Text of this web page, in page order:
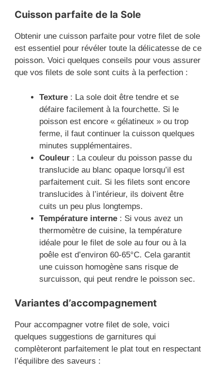
Cuisson parfaite de la Sole
Obtenir une cuisson parfaite pour votre filet de sole
est essentiel pour révéler toute la délicatesse de ce
poisson. Voici quelques conseils pour vous assurer
que vos filets de sole sont cuits à la perfection :
Texture : La sole doit être tendre et se
défaire facilement à la fourchette. Si le
poisson est encore « gélatineux » ou trop
ferme, il faut continuer la cuisson quelques
minutes supplémentaires.
Couleur : La couleur du poisson passe du
translucide au blanc opaque lorsqu’il est
parfaitement cuit. Si les filets sont encore
translucides à l’intérieur, ils doivent être
cuits un peu plus longtemps.
Température interne : Si vous avez un
thermomètre de cuisine, la température
idéale pour le filet de sole au four ou à la
poêle est d’environ 60-65°C. Cela garantit
une cuisson homogène sans risque de
surcuisson, qui peut rendre le poisson sec.
Variantes d’accompagnement
Pour accompagner votre filet de sole, voici
quelques suggestions de garnitures qui
complèteront parfaitement le plat tout en respectant
l’équilibre des saveurs :